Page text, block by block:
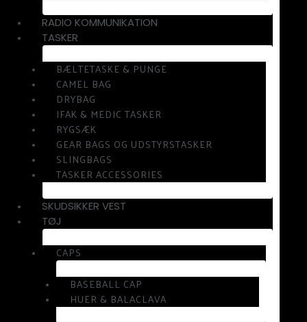
RADIO KOMMUNIKATION
TASKER
BÆLTETASKE & PUNGE
CAMEL BAG
DRYBAG
IFAK & MEDIC TASKER
RYGSÆK
GEAR BAGS OG UDSTYRSTASKER
SLINGBAGS
TASKER ACCESSORIES
SKUDSIKKER VEST
TØJ
CAPS
BASEBALL CAP
HUER & BALACLAVA